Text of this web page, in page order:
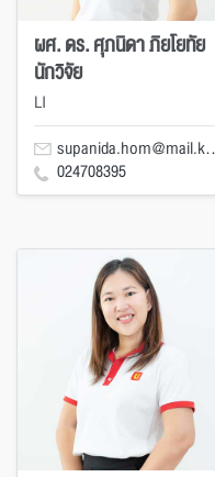
ผศ. ดร. ศุภนิดา ภิยโยทัย
นักวิจัย
LI
supanida.hom@mail.kmutt.ac.th
024708395